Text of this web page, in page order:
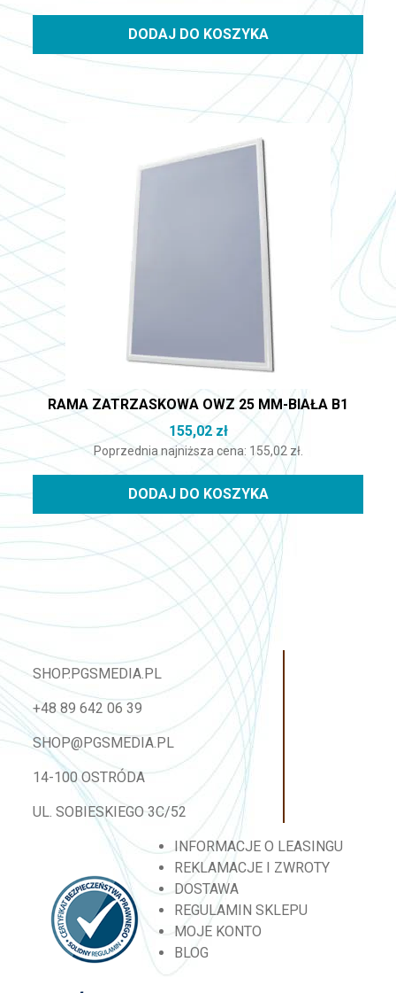
DODAJ DO KOSZYKA
RAMA ZATRZASKOWA OWZ 25 MM-BIAŁA B1
155,02 zł
Poprzednia najniższa cena: 155,02 zł.
DODAJ DO KOSZYKA
SHOP.PGSMEDIA.PL
+48 89 642 06 39
SHOP@PGSMEDIA.PL
14-100 OSTRÓDA
UL. SOBIESKIEGO 3C/52
INFORMACJE O LEASINGU
REKLAMACJE I ZWROTY
DOSTAWA
REGULAMIN SKLEPU
MOJE KONTO
BLOG